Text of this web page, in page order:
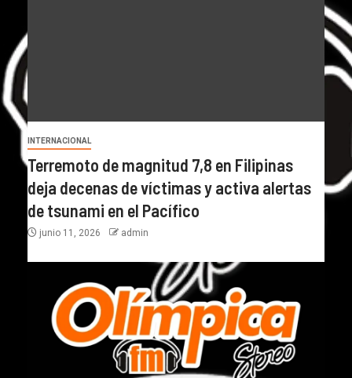
INTERNACIONAL
Terremoto de magnitud 7,8 en Filipinas
deja decenas de víctimas y activa alertas
de tsunami en el Pacífico
junio 11, 2026 admin